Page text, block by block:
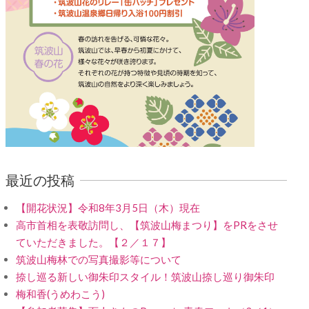
最近の投稿
【開花状況】令和8年3月5日（木）現在
高市首相を表敬訪問し、【筑波山梅まつり】をPRをさせ
ていただきました。【２／１７】
筑波山梅林での写真撮影等について
捺し巡る新しい御朱印スタイル！筑波山捺し巡り御朱印
梅和香(うめわこう)